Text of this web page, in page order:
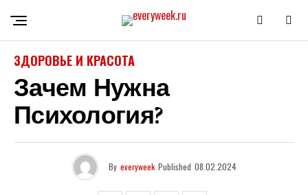
ЗДОРОВЬЕ И КРАСОТА
Зачем Нужна
Психология?
By everyweek Published 08.02.2024